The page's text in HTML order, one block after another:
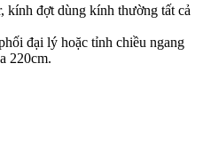
kính đợt dùng kính thường tất cả
đại lý hoặc tỉnh chiều ngang
220cm.